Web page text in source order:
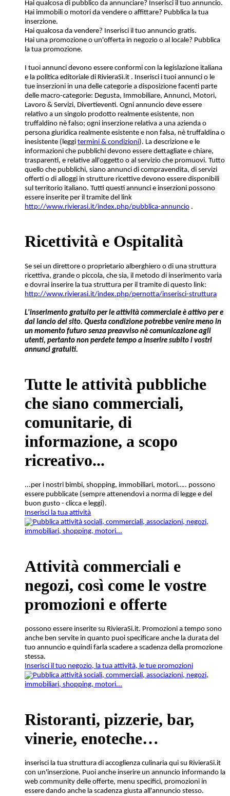
Hai qualcosa di pubblico da annunciare? Inserisci il tuo annuncio.
Hai immobili o motori da vendere o affittare? Pubblica la tua
inserzione.
Hai qualcosa da vendere? Inserisci il tuo annuncio gratis.
Hai una promozione o un'offerta in negozio o al locale? Pubblica
la tua promozione.
I tuoi annunci devono essere conformi con la legislazione italiana
e la politica editoriale di RivieraSì.it . Inserisci i tuoi annunci o le
tue inserzioni in una delle categorie a disposizione facenti parte
delle macro-categorie: Degusta, Immobiliare, Annunci, Motori,
Lavoro & Servizi, Divertieventi. Ogni annuncio deve essere
relativo a un singolo prodotto realmente esistente, non
truffaldino nè falso; ogni inserzione relativa a una azienda o
persona giuridica realmente esistente e non falsa, nè truffaldina o
inesistente (leggi termini & condizioni). La descrizione e le
informazioni che pubblichi devono essere dettagliate e chiare,
trasparenti, e relative all'oggetto o al servizio che promuovi. Tutto
quello che pubblichi, siano annunci di compravendita, di servizi
offerti o di alloggi in strutture ricettive devono essere disponibili
sul territorio italiano. Tutti questi annunci e inserzioni possono
essere inserite per il tramite del link
http://www.rivierasi.it/index.php/pubblica-annuncio .
Ricettività e Ospitalità
Se sei un direttore o proprietario alberghiero o di una struttura
ricettiva, grande o piccola, che sia, il metodo di inserimento varia
e dovrai inserire la tua struttura per il tramite di questo link:
http://www.rivierasi.it/index.php/pernotta/inserisci-struttura
L'inserimento gratuito per le attività commerciale è attivo per e
dal lancio del sito. Questa condizione potrebbe venire meno in
un momento futuro senza preavviso nè comunicazione agli
utenti, pertanto non perdete tempo a inserire subito i vostri
annunci gratuiti.
Tutte le attività pubbliche
che siano commerciali,
comunitarie, di
informazione, a scopo
ricreativo...
...per i nostri bimbi, shopping, immobiliari, motori….. possono
essere pubblicate (sempre attenendovi a norma di legge e del
buon gusto - clicca e leggi).
Inserisci la tua attività
Attività commerciali e
negozi, così come le vostre
promozioni e offerte
possono essere inserite su RivieraSi.it. Promozioni a tempo sono
anche ben servite in quanto puoi specificare anche la durata del
tuo annuncio e quindi farla scadere a scadenza della promozione
stessa.
Inserisci il tuo negozio, la tua attività, le tue promozioni
Ristoranti, pizzerie, bar,
vinerie, enoteche…
inserisci la tua struttura di accoglienza culinaria qui su RivieraSi.it
con un'inserzione. Puoi anche inserire un annuncio informando la
web community delle offerte, menu specifici, promozioni in
essere dando anche la scadenza giusta all'annuncio stesso.